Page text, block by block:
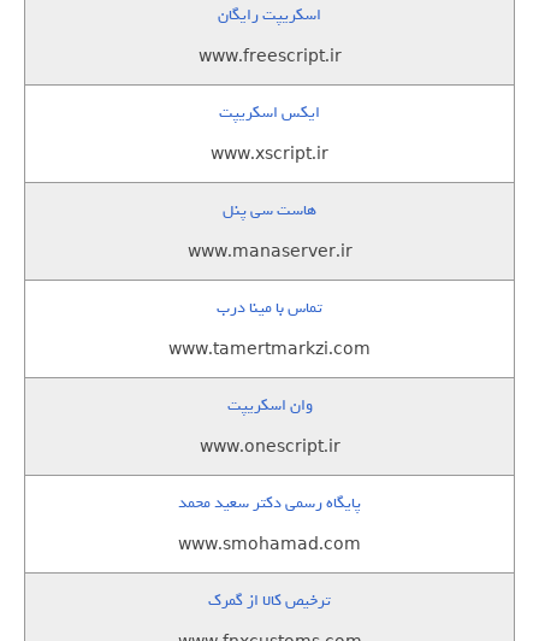
اسکریپت رایگان
www.freescript.ir
ایکس اسکریپت
www.xscript.ir
هاست سی پنل
www.manaserver.ir
تماس با مینا درب
www.tamertmarkzi.com
وان اسکریپت
www.onescript.ir
پایگاه رسمی دکتر سعید محمد
www.smohamad.com
ترخیص کالا از گمرک